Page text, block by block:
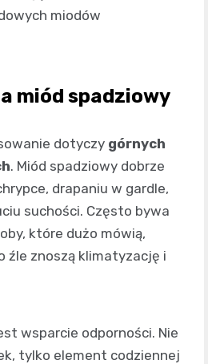
miodów
miód spadziowy
dotyczy górnych
. Miód spadziowy dobrze
drapaniu w gardle,
suchości. Często bywa
które dużo mówią,
źle znoszą klimatyzację i
wsparcie odporności. Nie
tylko element codziennej